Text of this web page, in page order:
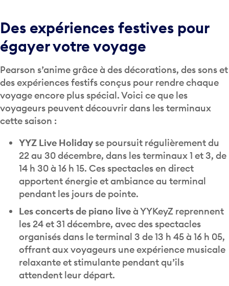
Des expériences festives pour
égayer votre voyage
Pearson s’anime grâce à des décorations, des sons et
des expériences festifs conçus pour rendre chaque
voyage encore plus spécial. Voici ce que les
voyageurs peuvent découvrir dans les terminaux
cette saison :
YYZ Live Holidayse poursuit régulièrement du
22 au 30 décembre, dans les terminaux 1 et 3, de
14 h 30 à 16 h 15. Ces spectacles en direct
apportent énergie et ambiance au terminal
pendant les jours de pointe.
Les concerts de piano liveà YYKeyZ reprennent
les 24 et 31 décembre, avec des spectacles
organisés dans le terminal 3 de 13 h 45 à 16 h 05,
offrant aux voyageurs une expérience musicale
relaxante et stimulante pendant qu’ils
attendent leur départ.